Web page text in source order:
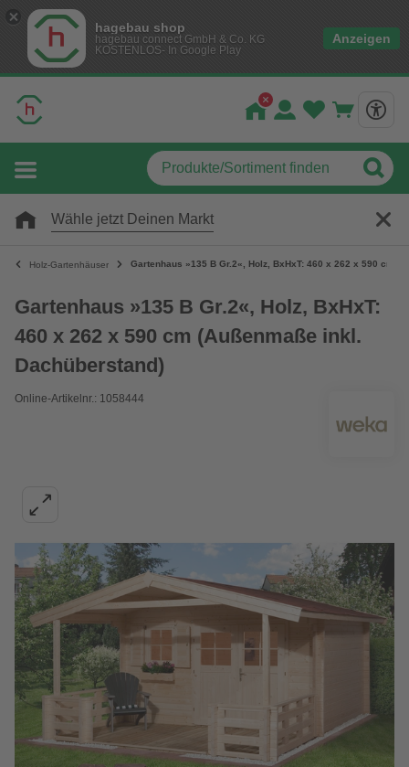
hagebau shop
hagebau connect GmbH & Co. KG
KOSTENLOS- In Google Play
Anzeigen
Wähle jetzt Deinen Markt
Holz-Gartenhäuser Gartenhaus »135 B Gr.2«, Holz, BxHxT: 460 x 262 x 590 cm
Gartenhaus »135 B Gr.2«, Holz, BxHxT:
460 x 262 x 590 cm (Außenmaße inkl.
Dachüberstand)
Online-Artikelnr.: 1058444